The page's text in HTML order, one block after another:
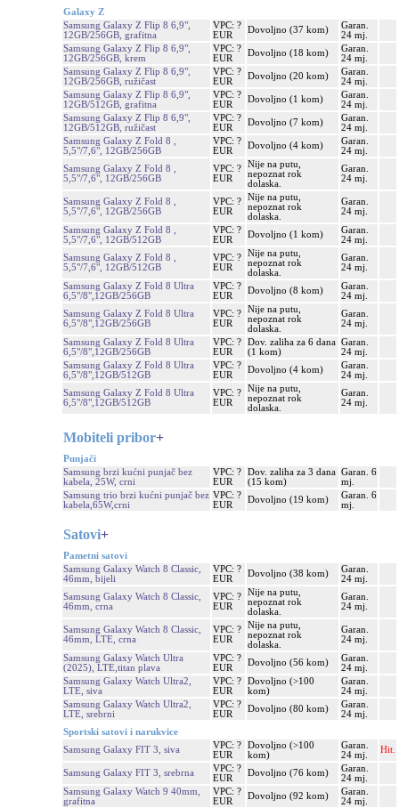
Galaxy Z
Samsung Galaxy Z Flip 8 6,9",
12GB/256GB, grafitna
VPC: ?
EUR
Dovoljno (37 kom)
Garan.
24 mj.
Samsung Galaxy Z Flip 8 6,9",
12GB/256GB, krem
VPC: ?
EUR
Dovoljno (18 kom)
Garan.
24 mj.
Samsung Galaxy Z Flip 8 6,9",
12GB/256GB, ružičast
VPC: ?
EUR
Dovoljno (20 kom)
Garan.
24 mj.
Samsung Galaxy Z Flip 8 6,9",
12GB/512GB, grafitna
VPC: ?
EUR
Dovoljno (1 kom)
Garan.
24 mj.
Samsung Galaxy Z Flip 8 6,9",
12GB/512GB, ružičast
VPC: ?
EUR
Dovoljno (7 kom)
Garan.
24 mj.
Samsung Galaxy Z Fold 8 ,
5,5"/7,6", 12GB/256GB
VPC: ?
EUR
Dovoljno (4 kom)
Garan.
24 mj.
Samsung Galaxy Z Fold 8 ,
5,5"/7,6", 12GB/256GB
VPC: ?
EUR
Nije na putu,
nepoznat rok
dolaska.
Garan.
24 mj.
Samsung Galaxy Z Fold 8 ,
5,5"/7,6", 12GB/256GB
VPC: ?
EUR
Nije na putu,
nepoznat rok
dolaska.
Garan.
24 mj.
Samsung Galaxy Z Fold 8 ,
5,5"/7,6", 12GB/512GB
VPC: ?
EUR
Dovoljno (1 kom)
Garan.
24 mj.
Samsung Galaxy Z Fold 8 ,
5,5"/7,6", 12GB/512GB
VPC: ?
EUR
Nije na putu,
nepoznat rok
dolaska.
Garan.
24 mj.
Samsung Galaxy Z Fold 8 Ultra
6,5"/8",12GB/256GB
VPC: ?
EUR
Dovoljno (8 kom)
Garan.
24 mj.
Samsung Galaxy Z Fold 8 Ultra
6,5"/8",12GB/256GB
VPC: ?
EUR
Nije na putu,
nepoznat rok
dolaska.
Garan.
24 mj.
Samsung Galaxy Z Fold 8 Ultra
6,5"/8",12GB/256GB
VPC: ?
EUR
Dov. zaliha za 6 dana
(1 kom)
Garan.
24 mj.
Samsung Galaxy Z Fold 8 Ultra
6,5"/8",12GB/512GB
VPC: ?
EUR
Dovoljno (4 kom)
Garan.
24 mj.
Samsung Galaxy Z Fold 8 Ultra
6,5"/8",12GB/512GB
VPC: ?
EUR
Nije na putu,
nepoznat rok
dolaska.
Garan.
24 mj.
Mobiteli pribor+
Punjači
Samsung brzi kućni punjač bez
kabela, 25W, crni
VPC: ?
EUR
Dov. zaliha za 3 dana
(15 kom)
Garan. 6
mj.
Samsung trio brzi kućni punjač bez
kabela,65W,crni
VPC: ?
EUR
Dovoljno (19 kom)
Garan. 6
mj.
Satovi+
Pametni satovi
Samsung Galaxy Watch 8 Classic,
46mm, bijeli
VPC: ?
EUR
Dovoljno (38 kom)
Garan.
24 mj.
Samsung Galaxy Watch 8 Classic,
46mm, crna
VPC: ?
EUR
Nije na putu,
nepoznat rok
dolaska.
Garan.
24 mj.
Samsung Galaxy Watch 8 Classic,
46mm, LTE, crna
VPC: ?
EUR
Nije na putu,
nepoznat rok
dolaska.
Garan.
24 mj.
Samsung Galaxy Watch Ultra
(2025), LTE,titan plava
VPC: ?
EUR
Dovoljno (56 kom)
Garan.
24 mj.
Samsung Galaxy Watch Ultra2,
LTE, siva
VPC: ?
EUR
Dovoljno (>100
kom)
Garan.
24 mj.
Samsung Galaxy Watch Ultra2,
LTE, srebrni
VPC: ?
EUR
Dovoljno (80 kom)
Garan.
24 mj.
Sportski satovi i narukvice
Samsung Galaxy FIT 3, siva
VPC: ?
EUR
Dovoljno (>100
kom)
Garan.
24 mj.
Hit.
Samsung Galaxy FIT 3, srebrna
VPC: ?
EUR
Dovoljno (76 kom)
Garan.
24 mj.
Samsung Galaxy Watch 9 40mm,
grafitna
VPC: ?
EUR
Dovoljno (92 kom)
Garan.
24 mj.